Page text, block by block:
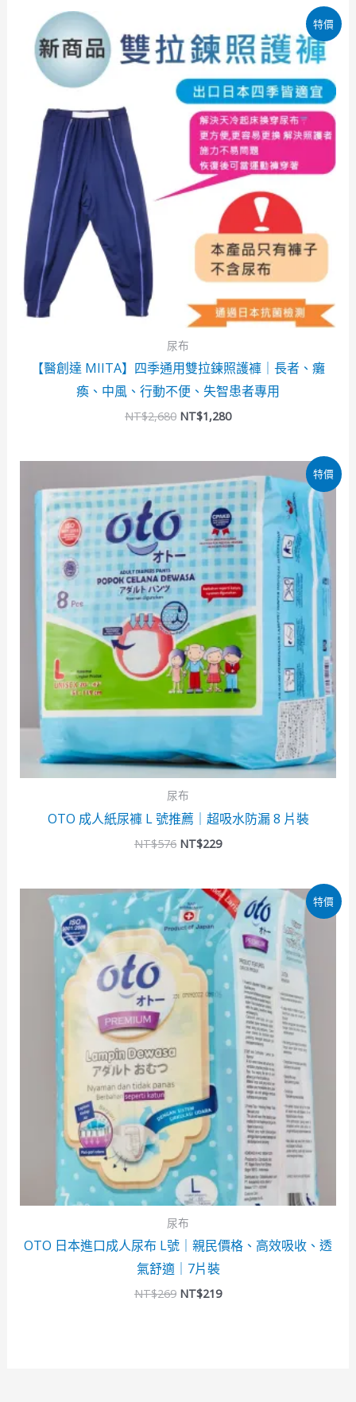
特價
尿布
【醫創達 MIITA】四季通用雙拉鍊照護褲｜長者、癱
瘓、中風、行動不便、失智患者專用
NT$2,680
價
格：
NT$2,680。
NT$1,280
前
價
格：
NT$1,280。
特價
尿布
OTO 成人紙尿褲 L 號推薦｜超吸水防漏 8 片裝
NT$576
始
價
格：
NT$576。
NT$229
前
價
格：
NT$229。
特價
尿布
OTO 日本進口成人尿布 L號｜親民價格、高效吸收、透
氣舒適｜7片裝
NT$269
原
始
價
格：
NT$269。
NT$219
目
前
價
格：
NT$219。